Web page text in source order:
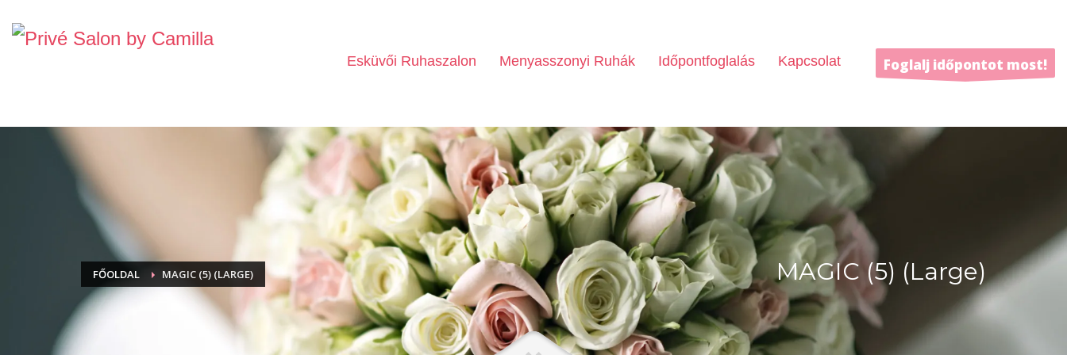
Esküvői Ruhaszalon Menyasszonyi Ruhák Időpontfoglalás Kapcsolat Foglalj időpontot most!
FŐOLDAL MAGIC (5) (LARGE) MAGIC (5) (Large)